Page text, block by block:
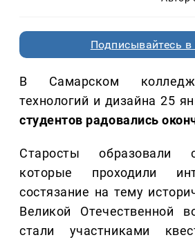
Подписывайтесь в
В Самарском
технологий и дизайна 25
студентов радовались
Старосты образовали
которые проходили
состязание на тему
Великой Отечественной
стали участниками